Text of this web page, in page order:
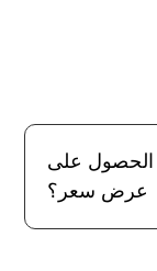
على
عرض سعر؟